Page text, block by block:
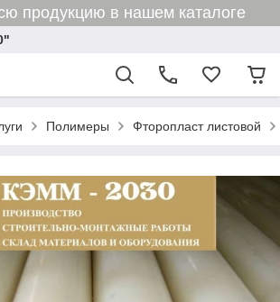
продукцию в нашем каталоге
Полимеры Фторопласт листовой